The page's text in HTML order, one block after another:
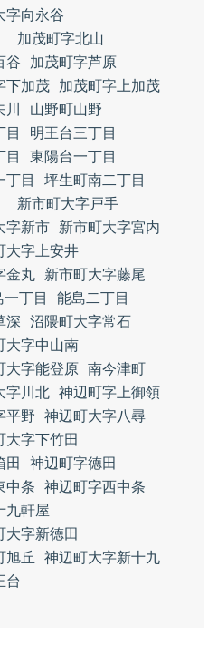
字向永谷
加茂町字北山
谷
加茂町字芦原
下加茂
加茂町字上加茂
山野町山野
目
明王台三丁目
目
東陽台一丁目
丁目
坪生町南二丁目
新市町大字戸手
字新市
新市町大字宮内
大字上安井
金丸
新市町大字藤尾
一丁目
能島二丁目
深
沼隈町大字常石
大字中山南
大字能登原 南今津町
字川北 神辺町字上御領
平野
神辺町大字八尋
大字下竹田
田
神辺町字徳田
中条
神辺町字西中条
九軒屋
大字新徳田
旭丘
神辺町大字新十九
台